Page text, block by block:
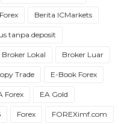
Berita ICMarkets
tanpa deposit
Broker Lokal Broker Luar
Trade E-Book Forex
Forex EA Gold
Forex FOREXimf.com